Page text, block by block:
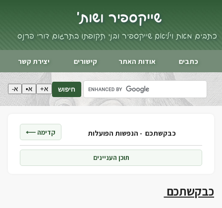
שייקספיר ושות'
כתבים מאת ויליאם שייקספיר ובני תקופתו בתרגום דורי פרנס
כתבים אודות האתר קישורים יצירת קשר
חיפוש א+ א• א-
כבקשתכם - הנפשות הפועלות קדימה ⟵
תוכן העניינים
כבקשתכם